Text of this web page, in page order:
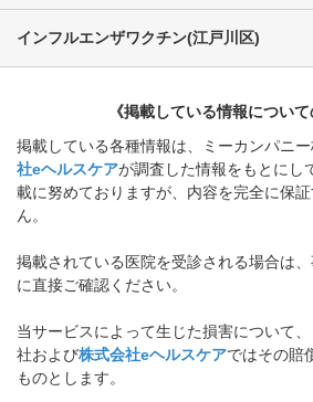
インフルエンザワクチン(江戸川区)
《掲載している情報について
掲載している各種情報は、ミーカンパニ
社eヘルスケアが調査した情報をもとにし
載に努めておりますが、内容を完全に保
ん。
掲載されている医院を受診される場合は
に直接ご確認ください。
当サービスによって生じた損害について
社および株式会社eヘルスケアではその賠
ものとします。